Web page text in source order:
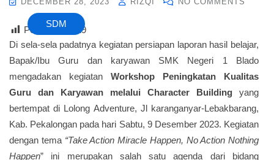
SDM
Post Views :
19
Di sela-sela padatnya kegiatan persiapan laporan hasil belajar,
Bapak/Ibu Guru dan karyawan SMK Negeri 1 Blado
mengadakan kegiatan Workshop Peningkatan Kualitas
Guru dan Karyawan melalui Character Building yang
bertempat di Lolong Adventure, Jl karanganyar-Lebakbarang,
Kab. Pekalongan pada hari Sabtu, 9 Desember 2023. Kegiatan
dengan tema “Take Action Miracle Happen, No Action Nothing
Happen” ini merupakan salah satu agenda dari bidang